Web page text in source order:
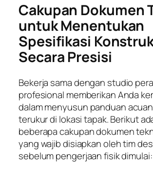
Cakupan Dokumen
untuk Menentukan
Spesifikasi
Secara Presisi
Bekerja sama dengan studio
profesional memberikan Anda
dalam menyusun panduan
terukur di lokasi tapak. Berikut
beberapa cakupan dokumen
yang wajib disiapkan oleh tim
sebelum pengerjaan fisik dimulai: